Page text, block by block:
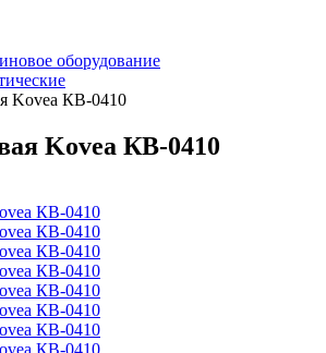
оборудование
Kovea КВ-0410
Kovea КВ-0410